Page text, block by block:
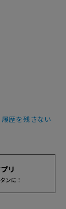
履歴を残さない